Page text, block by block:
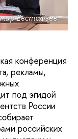
Евстафьев
конференция
рекламы,
под эгидой
России
российских